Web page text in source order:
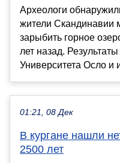
Археологи
жители Скандинавии
зарыбить горное
лет назад.
Университета Осло и
01:21, 08 Дек
В кургане нашли
2500 лет